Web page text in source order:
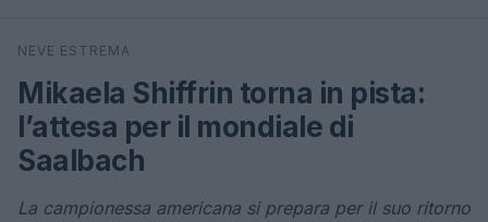
Cerca
NEVE ESTREMA
Mikaela Shiffrin torna in pista:
l’attesa per il mondiale di
Saalbach
La campionessa americana si prepara per il suo ritorno